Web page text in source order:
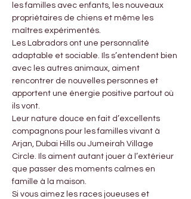
les familles avec enfants, les nouveaux
propriétaires de chiens et même les
maîtres expérimentés.
Les Labradors ont une personnalité
adaptable et sociable. Ils s’entendent bien
avec les autres animaux, aiment
rencontrer de nouvelles personnes et
apportent une énergie positive partout où
ils vont.
Leur nature douce en fait d’excellents
compagnons pour les familles vivant à
Arjan, Dubai Hills ou Jumeirah Village
Circle. Ils aiment autant jouer à l’extérieur
que passer des moments calmes en
famille à la maison.
Si vous aimez les races joueuses et